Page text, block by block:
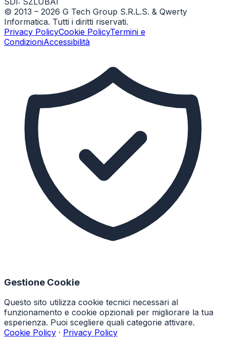
© 2013 – 2026 G Tech Group S.R.L.S. & Qwerty
Informatica. Tutti i diritti riservati.
Privacy PolicyCookie PolicyTermini e
CondizioniAccessibilità
Gestione Cookie
Questo sito utilizza cookie tecnici necessari al
funzionamento e cookie opzionali per migliorare la tua
esperienza. Puoi scegliere quali categorie attivare.
Cookie Policy · Privacy Policy